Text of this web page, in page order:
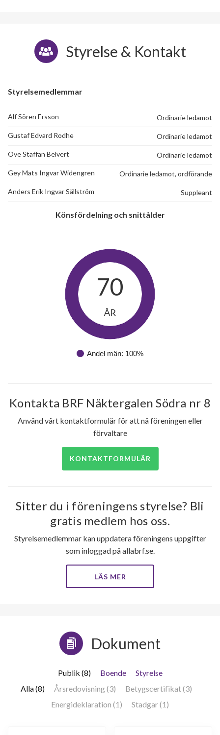
Styrelse & Kontakt
Styrelsemedlemmar
Alf Sören Ersson Ordinarie ledamot
Gustaf Edvard Rodhe Ordinarie ledamot
Ove Staffan Belvert Ordinarie ledamot
Gey Mats Ingvar Widengren Ordinarie ledamot, ordförande
Anders Erik Ingvar Sällström Suppleant
Könsfördelning och snittålder
Andel män: 100%
70
ÅR
Kontakta BRF Näktergalen Södra nr 8
Använd vårt kontaktformulär för att nå föreningen eller
förvaltare
KONTAKTFORMULÄR
Sitter du i föreningens styrelse? Bli
gratis medlem hos oss.
Styrelsemedlemmar kan uppdatera föreningens uppgifter
som inloggad på allabrf.se.
LÄS MER
Dokument
Publik (8) Boende
Styrelse
Alla (8)
Årsredovisning (3)
Betygscertifikat (3)
Energideklaration (1)
Stadgar (1)